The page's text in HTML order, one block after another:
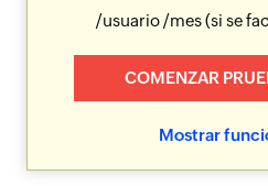
/usuario/mes (si se
COMENZAR
Mostrar